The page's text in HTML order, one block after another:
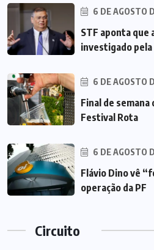
6 DE AGOSTO
STF aponta que
investigado pela
6 DE AGOSTO
Final de semana
Festival Rota
6 DE AGOSTO
Flávio Dino vê
operação da PF
Circuito